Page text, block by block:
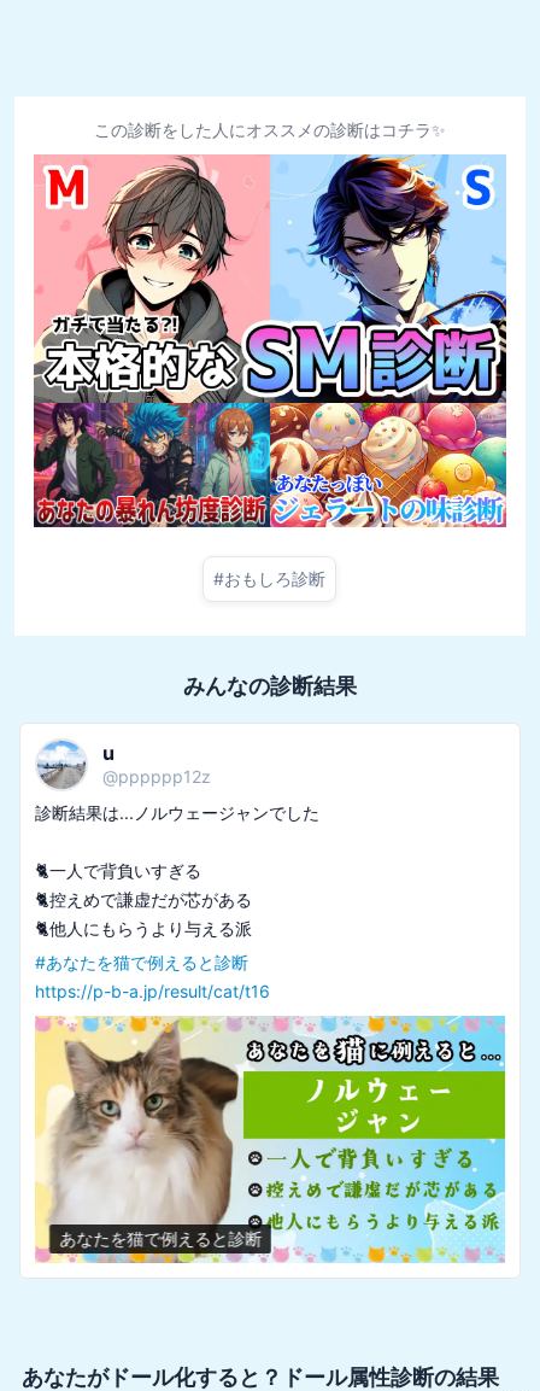
この診断をした人にオススメの診断はコチラ✨
#おもしろ診断
みんなの診断結果
u
@pppppp12z
診断結果は...ノルウェージャンでした
🐈一人で背負いすぎる
🐈控えめで謙虚だが芯がある
#あなたを猫で例えると診断
https://p-b-a.jp/result/cat/t16
あなたを猫で例えると診断
あなたがドール化すると？ドール属性診断の結果